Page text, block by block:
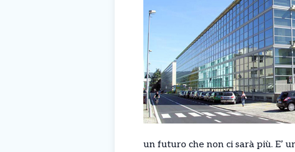
un futuro che non ci sarà più. E’